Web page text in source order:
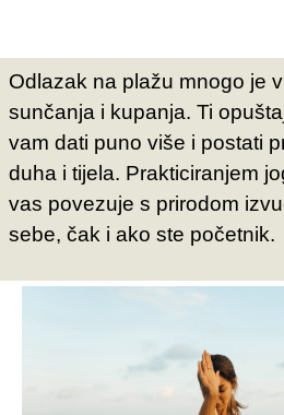
Odlazak na plažu mnogo je
sunčanja i kupanja. Ti
vam dati puno više i postati
duha i tijela. Prakticiranjem
vas povezuje s prirodom
sebe, čak i ako ste početnik.